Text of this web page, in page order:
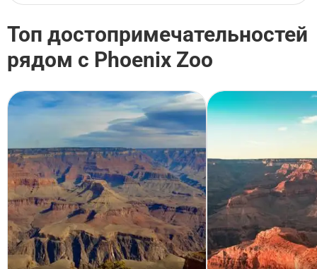
Топ достопримечательностей
рядом с Phoenix Zoo